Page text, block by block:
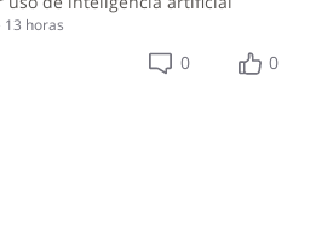
13 horas
0 0